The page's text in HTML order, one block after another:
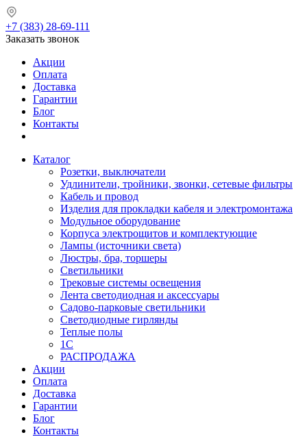
+7 (383) 28-69-111
Заказать звонок
Акции
Оплата
Доставка
Гарантии
Блог
Контакты
Каталог
Розетки, выключатели
Удлинители, тройники, звонки, сетевые фильтры
Кабель и провод
Изделия для прокладки кабеля и электромонтажа
Модульное оборудование
Корпуса электрощитов и комплектующие
Лампы (источники света)
Люстры, бра, торшеры
Светильники
Трековые системы освещения
Лента светодиодная и аксессуары
Садово-парковые светильники
Светодиодные гирлянды
Теплые полы
1С
РАСПРОДАЖА
Акции
Оплата
Доставка
Гарантии
Блог
Контакты